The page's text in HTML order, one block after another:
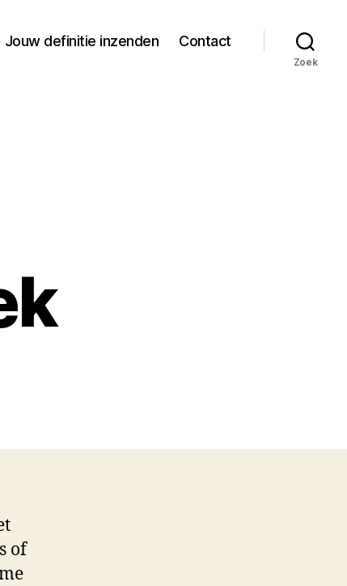
Jouw definitie inzenden Contact
Zoek
of